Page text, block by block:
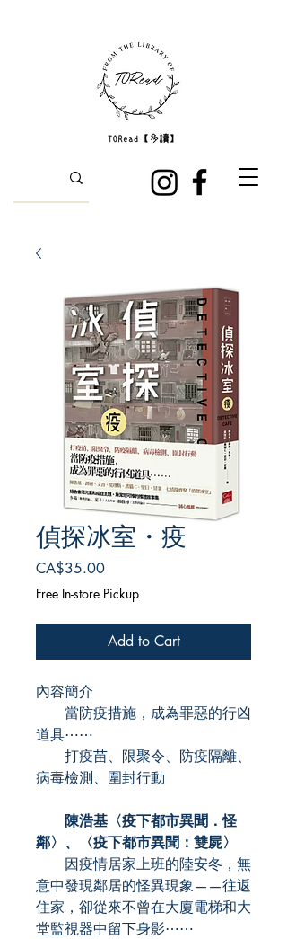
偵探冰室・疫
CA$35.00Price
Free In-store Pickup
Add to Cart
內容簡介
當防疫措施，成為罪惡的行凶
道具⋯⋯
打疫苗、限聚令、防疫隔離、
病毒檢測、圍封行動
陳浩基〈疫下都市異聞．怪
鄰〉、〈疫下都市異聞：雙屍〉
因疫情居家上班的陸安冬，無
意中發現鄰居的怪異現象——往返
住家，卻從來不曾在大廈電梯和大
堂監視器中留下身影⋯⋯